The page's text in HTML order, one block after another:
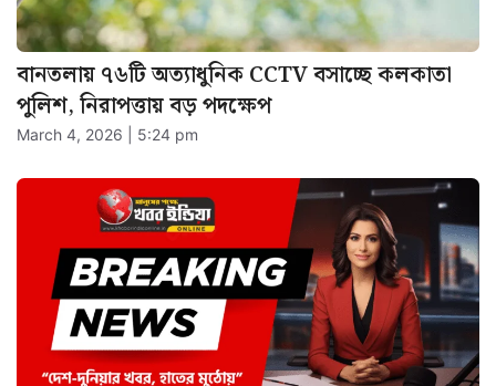
বানতলায় ৭৬টি অত্যাধুনিক CCTV বসাচ্ছে কলকাতা
পুলিশ, নিরাপত্তায় বড় পদক্ষেপ
March 4, 2026 | 5:24 pm